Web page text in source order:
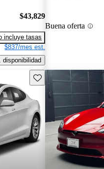
$43,829
incluye tasas
$837/mes est.
disponibilidad
Buena oferta
Guarda este Aviso